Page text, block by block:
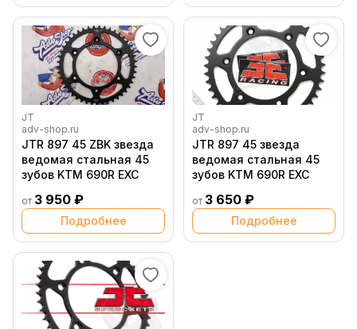
JT
adv-shop.ru
JTR 897 45 ZBK звезда
ведомая стальная 45
зубов KTM 690R EXC
от 3 950 ₽
Подробнее
JT
adv-shop.ru
JTR 897 45 звезда
ведомая стальная 45
зубов KTM 690R EXC
от 3 650 ₽
Подробнее